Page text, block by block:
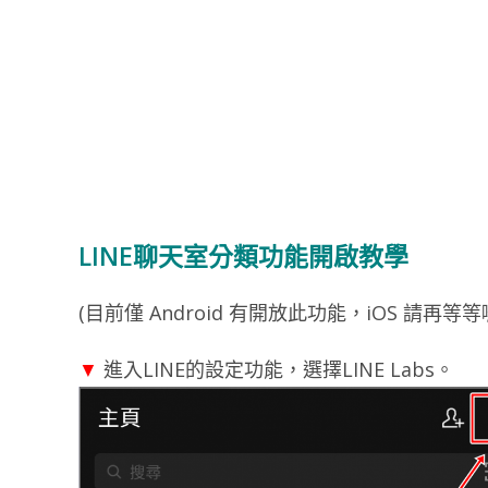
LINE聊天室分類功能開啟教學
(目前僅 Android 有開放此功能，iOS 請再等等
▼ 進入LINE的設定功能，選擇LINE Labs。